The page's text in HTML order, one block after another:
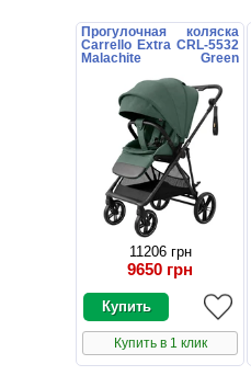
Прогулочная коляска
Carrello Extra CRL-5532
Malachite Green
11206 грн
9650 грн
Купить в 1 клик